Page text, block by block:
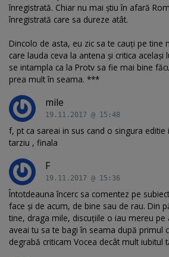
înregistrată. Chiar nu mai știu în afară
înregistrată care sa dureze atât.
Dincolo de asta, eu zic sa te cauți pe tine
care lauda ceva la antena și critica același
se intampla ca la Protv sa fie mai bine
prea mult în seama. ***
mile
19.11.2017 @ 15:48
f, pt ca sareai in sus cand o singura
tarziu , finala
F
19.11.2017 @ 15:36
Întotdeauna încerc sa comentez pe
face și de acum, de bine sau de rau. Din
tine, draga mile, discuțiile o iau mereu pe
aveai tu sa te bagi în seama după primul
degrabă criticam Vocea decât mult iubitul